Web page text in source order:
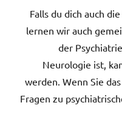
Falls du dich auch
lernen wir auch
der
Neurologie ist,
werden. Wenn Sie
Fragen zu